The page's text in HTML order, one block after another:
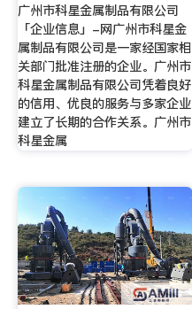
广州市科星金属制品有限公司
「企业信息」-网广州市科星金
属制品有限公司是一家经国家相
关部门批准注册的企业。广州市
科星金属制品有限公司凭着良好
的信用、优良的服务与多家企业
建立了长期的合作关系。广州市
科星金属